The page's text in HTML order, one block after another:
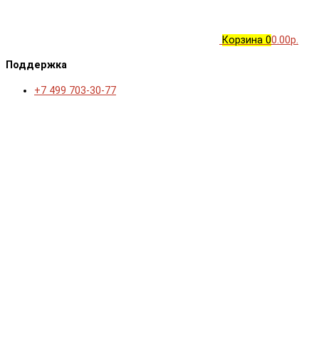
Корзина 00.00р.
Поддержка
+7 499 703-30-77